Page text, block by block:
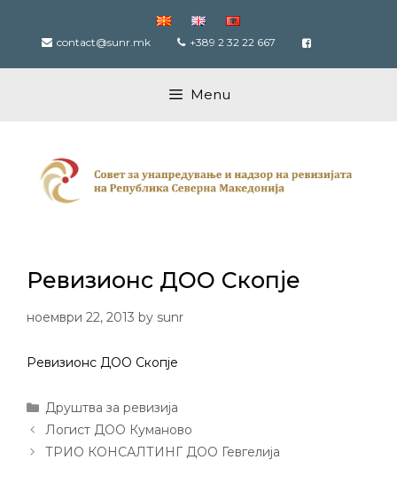
content contact@sunr.mk +389 2 32 22 667
Menu
Ревизионс ДОО Скопје
ноември 22, 2013 by sunr
Ревизионс ДОО Скопје
Categories
Друштва за ревизија
Post
navigation
Логист ДОО Куманово
ТРИО КОНСАЛТИНГ ДОО Гевгелија